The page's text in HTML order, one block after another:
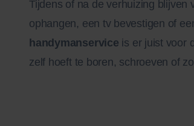
Tijdens of na de verhuizing blijven
ophangen, een tv bevestigen of
handymanservice is er juist voor
zelf hoeft te boren, schroeven of